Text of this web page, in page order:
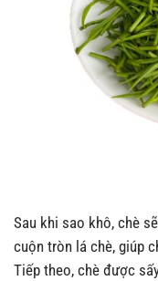
Sau khi sao khô, chè
cuộn tròn lá chè, giúp
Tiếp theo, chè được